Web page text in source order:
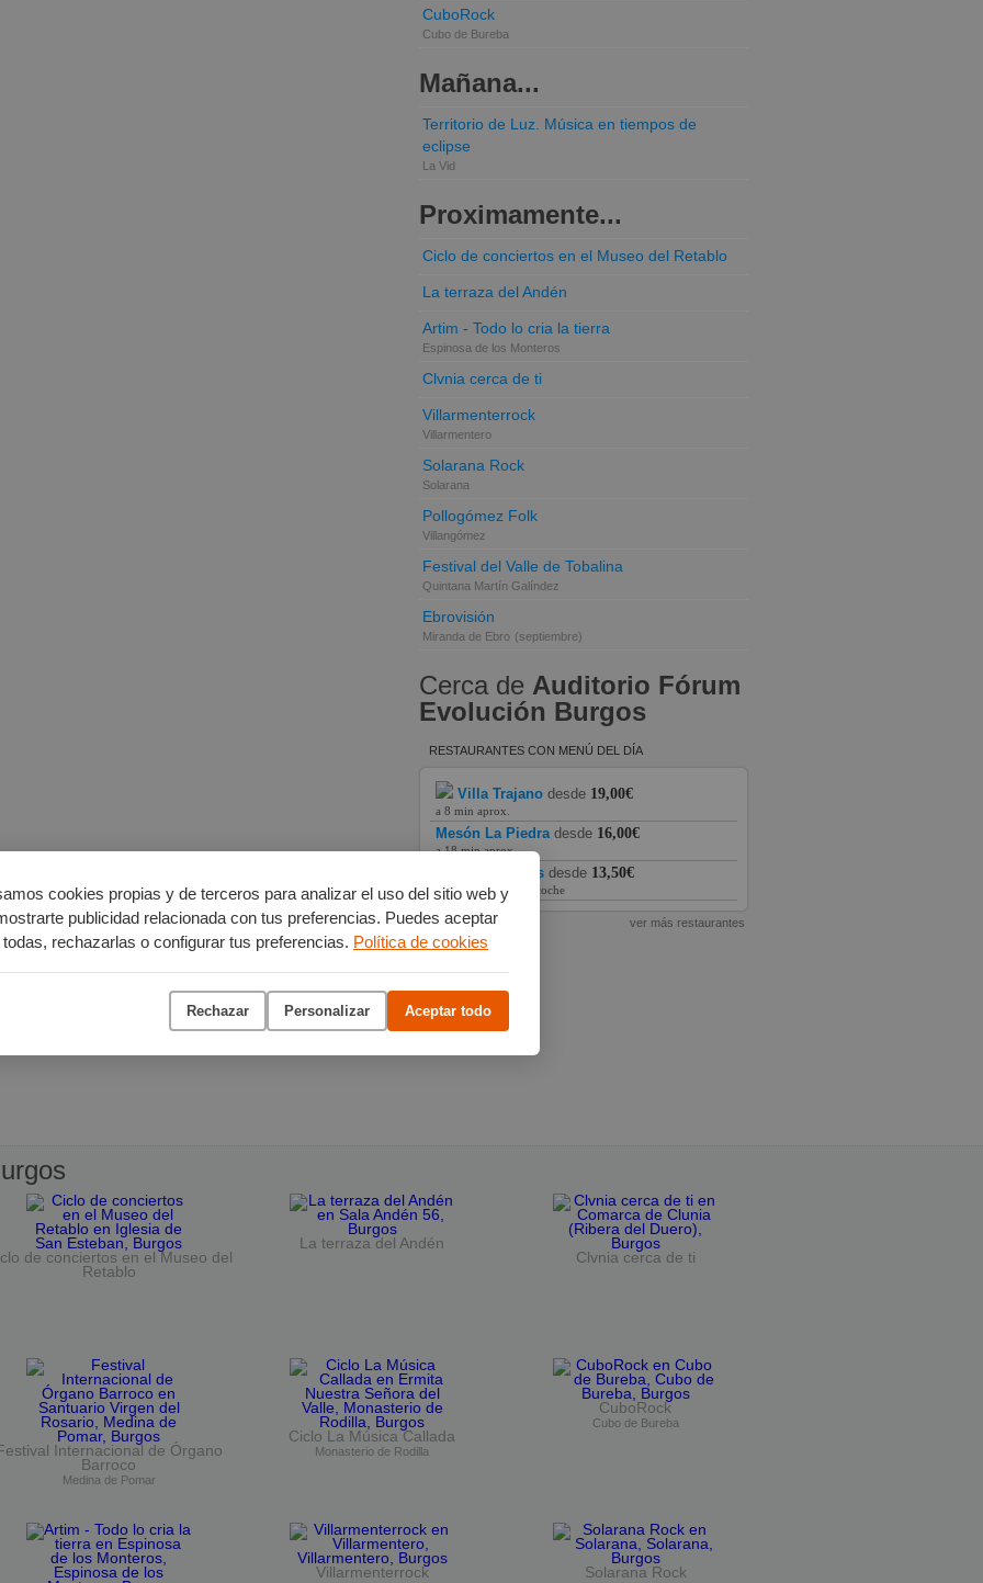
cookies propias y de terceros para analizar el uso del sitio web y
publicidad relacionada con tus preferencias. Puedes aceptar
todas, rechazarlas o configurar tus preferencias. Política de cookies
Rechazar Personalizar Aceptar todo
CuboRock
Cubo de Bureba
Mañana...
Territorio de Luz. Música en tiempos de
eclipse
La Vid
Proximamente...
Ciclo de conciertos en el Museo del Retablo
La terraza del Andén
Artim - Todo lo cria la tierra
Espinosa de los Monteros
Clvnia cerca de ti
Villarmenterrock
Villarmentero
Solarana Rock
Solarana
Pollogómez Folk
Villangómez
Festival del Valle de Tobalina
Quintana Martín Galíndez
Ebrovisión
Miranda de Ebro (septiembre)
Cerca de Auditorio Fórum
Evolución Burgos
RESTAURANTES CON MENÚ DEL DÍA
Villa Trajano desde 19,00€
a 8 min aprox.
Mesón La Piedra desde 16,00€
a 18 min aprox.
Hotel Las Vegas desde 13,50€
a 12 min aprox. en coche
ver más restaurantes
de conciertos en el Museo del
Retablo
La terraza del Andén
Clvnia cerca de ti
Internacional de Órgano
Barroco
Medina de Pomar
Ciclo La Música Callada
Monasterio de Rodilla
CuboRock
Cubo de Bureba
Villarmenterrock Solarana Rock